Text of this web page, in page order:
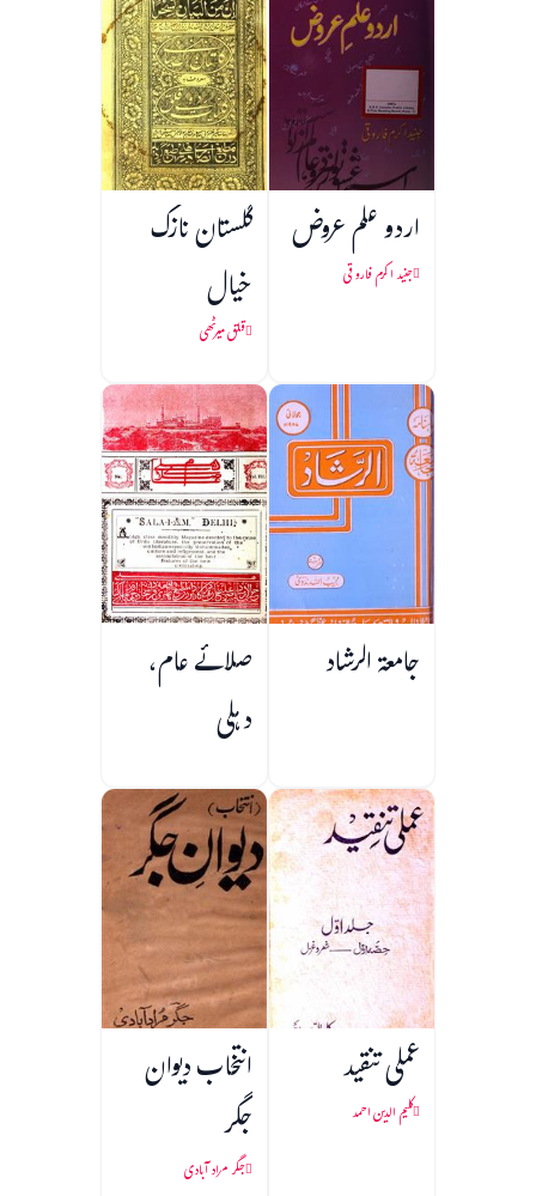
اردو علم عروض
جنید اکرم فاروقی
گلستان نازک
خیال
قلق میرٹھی
جامعۃ الرشاد صلائے عام،
دہلی
عملی تنقید
کلیم الدین احمد
انتخاب دیوان
جگر
جگر مراد آبادی